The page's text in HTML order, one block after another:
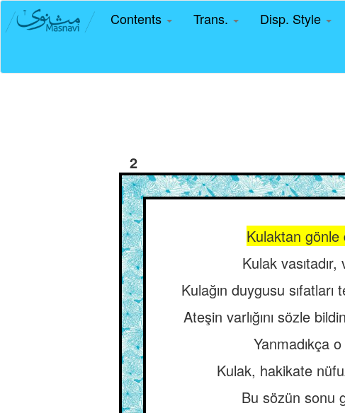
Contents Trans. Disp. Style
2
Kulaktan gönle
Kulak
Kulağın duygusu
Ateşin varlığını sözle
Yanmadıkça
Kulak, hakikate
Bu sözün sonu